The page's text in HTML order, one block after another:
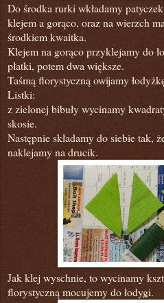
Do środka rurki wkładamy
klejem a gorąco, oraz na wierzch
środkiem kwaitka.
Klejem na gorąco przyklejamy do
płatki, potem dwa większe.
Taśmą florystyczną owijamy
Listki:
z zielonej bibuły wycinamy
skosie.
Następnie składamy do siebie tak,
naklejamy na drucik.
Jak klej wyschnie, to wycinamy
florystyczną mocujemy do łodygi.